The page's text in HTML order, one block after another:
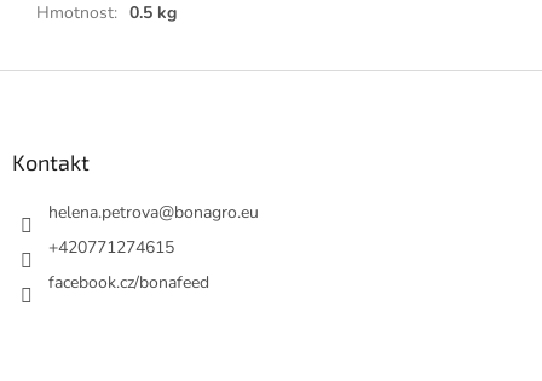
Hmotnost: 0.5 kg
Kontakt
helena.petrova@bonagro.eu
+420771274615
facebook.cz/bonafeed